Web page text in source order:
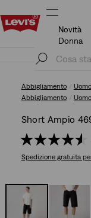
Dettagli Novità
Donna
Abbigliamento Uomo
Abbigliamento Uomo
Short Ampio
Spedizione gratuita